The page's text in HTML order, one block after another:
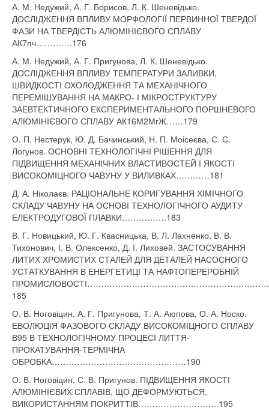
А. М. Недужий, А. Г. Борисов, Л. К. Шеневідько.
ДОСЛІДЖЕННЯ ВПЛИВУ МОРФОЛОГІЇ ПЕРВИННОЇ ТВЕРДОЇ
ФАЗИ НА ТВЕРДІСТЬ АЛЮМІНІЄВОГО СПЛАВУ
АК7пч………….176
А. М. Недужий, А. Г. Пригунова, Л. К. Шеневідько.
ДОСЛІДЖЕННЯ ВПЛИВУ ТЕМПЕРАТУРИ ЗАЛИВКИ,
ШВИДКОСТІ ОХОЛОДЖЕННЯ ТА МЕХАНІЧНОГО
ПЕРЕМІШУВАННЯ НА МАКРО- І МІКРОСТРУКТУРУ
ЗАЕВТЕКТИЧНОГО ЕКСПЕРИМЕНТАЛЬНОГО ПОРШНЕВОГО
АЛЮМІНІЄВОГО СПЛАВУ АК16М2МгЖ……179
О. П. Нестерук, Ю. Д. Бачинський, Н. П. Моісеєва, С. С.
Логунов. ОСНОВНІ ТЕХНОЛОГІЧНІ РІШЕННЯ ДЛЯ
ПІДВИЩЕННЯ МЕХАНІЧНИХ ВЛАСТИВОСТЕЙ І ЯКОСТІ
ВИСОКОМІЦНОГО ЧАВУНУ У ВИЛИВКАХ…………181
Д. А. Ніколаєв. РАЦІОНАЛЬНЕ КОРИГУВАННЯ ХІМІЧНОГО
СКЛАДУ ЧАВУНУ НА ОСНОВІ ТЕХНОЛОГІЧНОГО АУДИТУ
ЕЛЕКТРОДУГОВОЇ ПЛАВКИ…………….183
В. Г. Новицький, Ю. Г. Квасницька, В. Л. Лахненко, В. В.
Тихонович, І. В. Олексенко, Д. І. Лиховей. ЗАСТОСУВАННЯ
ЛИТИХ ХРОМИСТИХ СТАЛЕЙ ДЛЯ ДЕТАЛЕЙ НАСОСНОГО
УСТАТКУВАННЯ В ЕНЕРГЕТИЦІ ТА НАФТОПЕРЕРОБНІЙ
185
О. В. Ноговіцин, А. Г. Пригунова, Т. А. Аюпова, О. А. Носко.
ЕВОЛЮЦІЯ ФАЗОВОГО СКЛАДУ ВИСОКОМІЦНОГО СПЛАВУ
В95 В ТЕХНОЛОГІЧНОМУ ПРОЦЕСІ ЛИТТЯ-
ПРОКАТУВАННЯ-ТЕРМІЧНА
ОБРОБКА…………………………………………190
О. В. Ноговіцин, С. В. Пригунов. ПІДВИЩЕННЯ ЯКОСТІ
АЛЮМІНІЄВИХ СПЛАВІВ, ЩО ДЕФОРМУЮТЬСЯ,
ВИКОРИСТАННЯМ ПОКРИТТІВ………………………..195